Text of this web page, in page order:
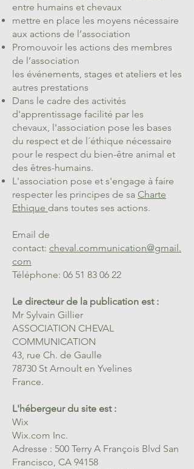
entre humains et chevaux
mettre en place les moyens nécessaire
aux actions de l’association
Promouvoir les actions des membres
de l’association
les événements, stages et ateliers et les
autres prestations
Dans le cadre des activités
d'apprentissage facilité par les
chevaux, l'association pose les bases
du respect et de l´éthique nécessaire
pour le respect du bien-être animal et
des êtres-humains.
L'association pose et s'engage à faire
respecter les principes de sa Charte
Ethique dans toutes ses actions.
Email de
contact: cheval.communication@gmail.
com
Téléphone: 06 51 83 06 22
Le directeur de la publication est :
Mr Sylvain Gillier
ASSOCIATION CHEVAL
COMMUNICATION
43, rue Ch. de Gaulle
78730 St Arnoult en Yvelines
France.
L'hébergeur du site est :
Wix
Wix.com Inc.
Adresse : 500 Terry A François Blvd San
Francisco, CA 94158